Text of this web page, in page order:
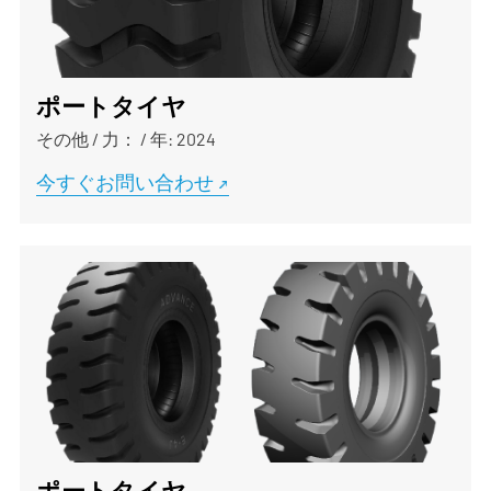
ポートタイヤ
その他/ 力： / 年: 2024
今すぐお問い合わせ